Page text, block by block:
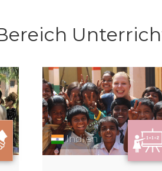
Indien